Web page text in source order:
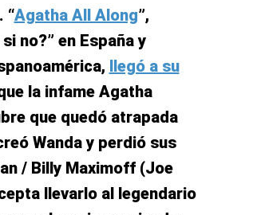
“Agatha All Along”,
no?” en España y
llegó a su
la infame Agatha
que quedó atrapada
Wanda y perdió sus
/ Billy Maximoff (Joe
llevarlo al legendario